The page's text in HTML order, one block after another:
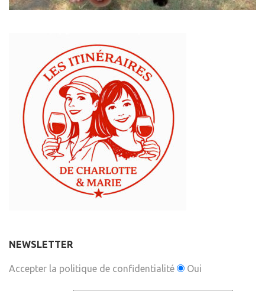
NEWSLETTER
Accepter la politique de confidentialité Oui